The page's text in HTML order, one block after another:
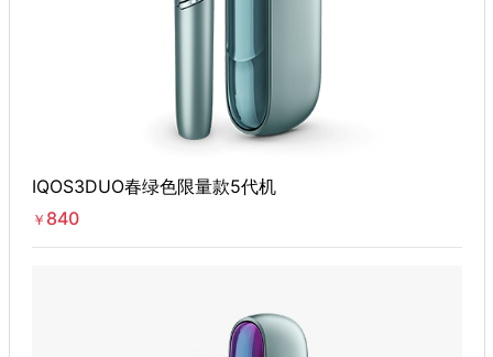
IQOS3DUO春绿色限量款5代机
￥ 840